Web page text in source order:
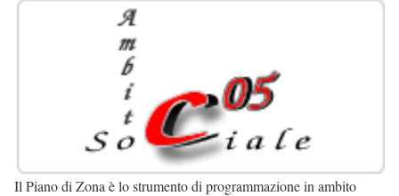
Il Piano di Zona è lo strumento di programmazione in ambito